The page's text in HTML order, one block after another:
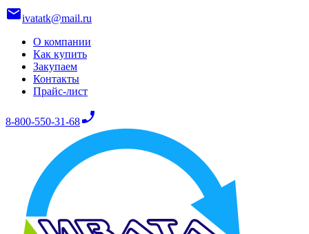
mailivatatk@mail.ru
О компании
Как купить
Закупаем
Контакты
Прайс-лист
8-800-550-31-68phone_enabled